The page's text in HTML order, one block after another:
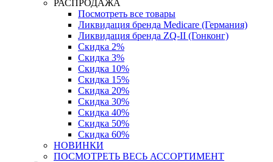
РАСПРОДАЖА
Посмотреть все товары
Ликвидация бренда Medicare (Германия)
Ликвидация бренда ZQ-II (Гонконг)
Скидка 2%
Скидка 3%
Скидка 10%
Скидка 15%
Скидка 20%
Скидка 30%
Скидка 40%
Скидка 50%
Скидка 60%
НОВИНКИ
ПОСМОТРЕТЬ ВЕСЬ АССОРТИМЕНТ